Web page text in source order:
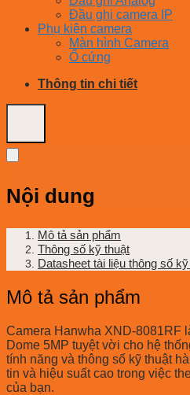
Đầu ghi camera IP
Phụ kiện camera
Màn hình Camera
Ổ cứng
Thông tin chi tiết
Nội dung
Mô tả sản phẩm
Thông số kỹ thuật
Datasheet tài liệu thông số
Mô tả sản phẩm
Camera Hanwha XND-8081RF
Dome 5MP tuyệt vời cho hệ
tính năng và thông số kỹ thuật
tin và hiệu suất cao trong việc
của bạn.